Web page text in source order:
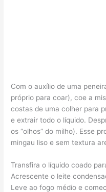
Com o auxílio de uma
próprio para coar), coe a
costas de uma colher para
e extrair todo o líquido.
os “olhos” do milho). Esse
mingau liso e sem textura
Transfira o líquido coado
Acrescente o leite
Leve ao fogo médio e